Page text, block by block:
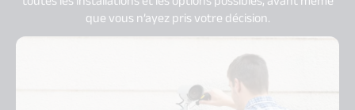
que vous n’ayez pris votre décision.